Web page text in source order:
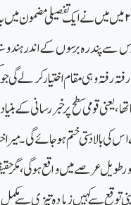
سن ۲۰۱۹ میں میں نے ایک تفصیلی مضمون
سے پندرہ برسوں کے اندر
رفتہ وہی مقام اختیار کر لے گی
یعنی قومی سطح پر خبر رسانی کے
کی بالادستی ختم ہو جائے گی۔ میرا
طویل عرصے میں واقع ہوگی، مگر
توقع سے کہیں زیادہ تیزی سے